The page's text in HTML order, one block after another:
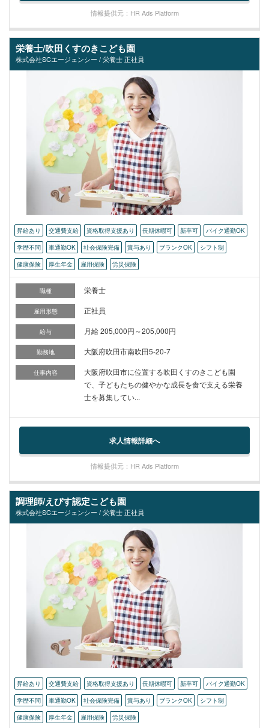
情報提供元：HR Ads Platform
栄養士/吹田くすのきこども園
株式会社SCエージェンシー / 栄養士 正社員
昇給あり 交通費支給 資格取得支援あり 長期休暇可 新卒可
バイク通勤OK
学歴不問
車通勤OK 社会保険完備 賞与あり ブランクOK
シフト制
健康保険
厚生年金 雇用保険 労災保険
職種 栄養士
雇用形態 正社員
給与 月給 205,000円～205,000円
勤務地 大阪府吹田市南吹田5-20-7
仕事内容
大阪府吹田市に位置する吹田くすのきこども園
で、子どもたちの健やかな成長を食で支える栄養
士を募集してい...
求人情報詳細へ
情報提供元：HR Ads Platform
調理師/えびす認定こども園
株式会社SCエージェンシー / 栄養士 正社員
昇給あり 交通費支給 資格取得支援あり 長期休暇可 新卒可
バイク通勤OK
学歴不問
車通勤OK 社会保険完備 賞与あり ブランクOK
シフト制
健康保険
厚生年金 雇用保険 労災保険